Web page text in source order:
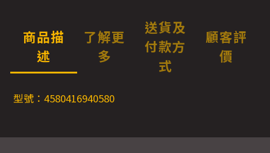
商品描
述
了解更
多
送貨及
付款方
式
顧客評
價
型號：4580416940580